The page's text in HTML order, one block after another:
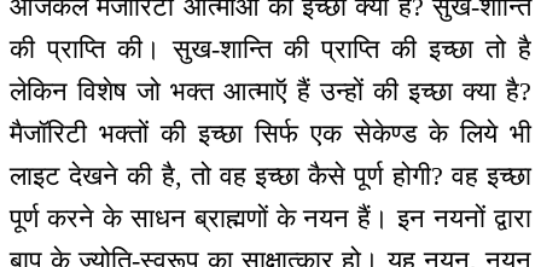
आजकल मैजॉरिटी आत्माओं की इच्छा क्या है? सुख-शान्ति
की प्राप्ति की। सुख-शान्ति की प्राप्ति की इच्छा तो है
लेकिन विशेष जो भक्त आत्माऍ हैं उन्हों की इच्छा क्या है?
मैजॉरिटी भक्तों की इच्छा सिर्फ एक सेकेण्ड के लिये भी
लाइट देखने की है, तो वह इच्छा कैसे पूर्ण होगी? वह इच्छा
पूर्ण करने के साधन ब्राह्मणों के नयन हैं। इन नयनों द्वारा
बाप के ज्योति-स्वरूप का साक्षात्कार हो। यह नयन, नयन